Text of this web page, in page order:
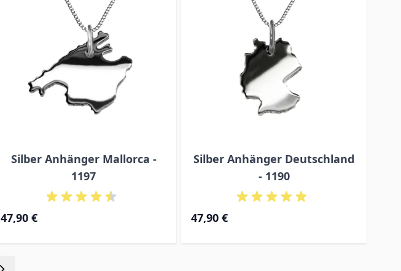
Silber Anhänger Mallorca -
1197
47,90 €
Silber Anhänger Deutschland
- 1190
47,90 €